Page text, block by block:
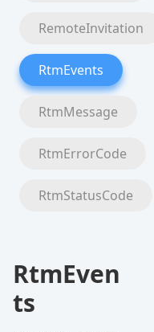
RemoteInvitation
RtmEvents
RtmMessage
RtmErrorCode
RtmStatusCode
RtmEven
ts